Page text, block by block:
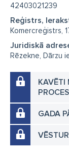
42403021239
Reģistrs,
Komercreģistrs,
Juridiskā
Rēzekne, Dārzu
KAVĒTI
GADA